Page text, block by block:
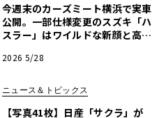
今週末のカーズミート横浜で実車
公開。一部仕様変更のスズキ「ハ
スラー」はワイルドな新顔と高度
2026 5/28
ニュース＆トピックス
【写真41枚】日産「サクラ」が